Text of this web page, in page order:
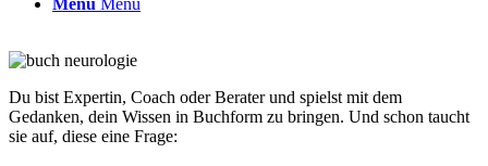
Menü Menü
Du bist Expertin, Coach oder Berater und spielst mit dem
Gedanken, dein Wissen in Buchform zu bringen. Und schon taucht
sie auf, diese eine Frage: